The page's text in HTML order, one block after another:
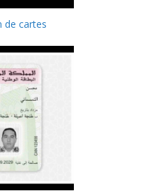
de cartes